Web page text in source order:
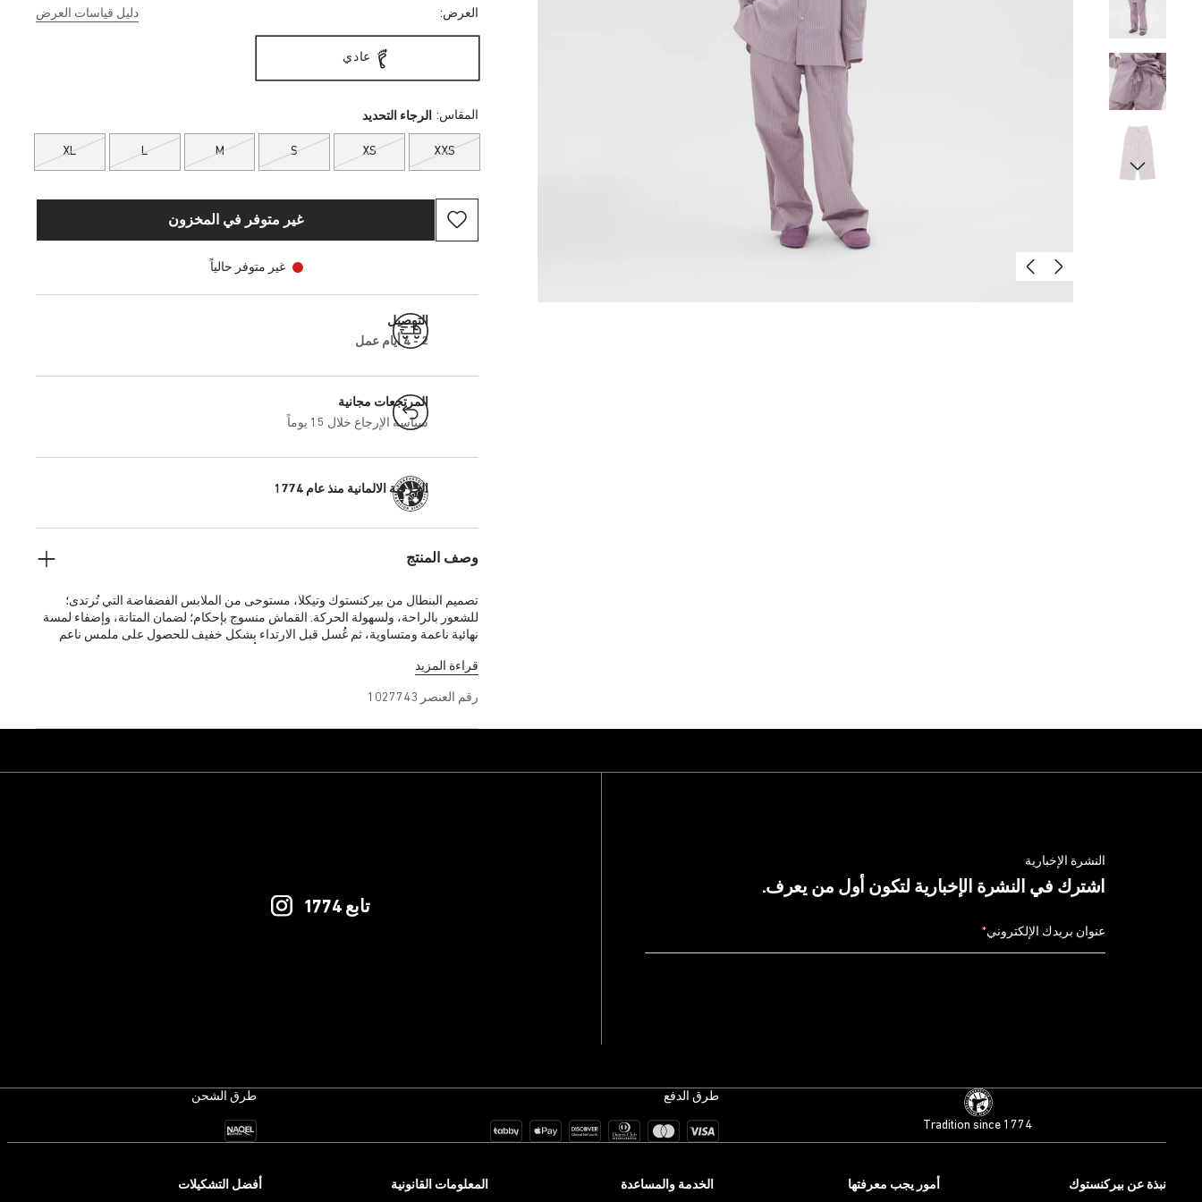
العرض: دليل قياسات العرض
عادي
المقاس: الرجاء التحديد
XXS
XS
S
M
L
XL
غير متوفر في المخزون
غير متوفر حالياً
التوصيل
2 - 4 أيام عمل
المرتجعات مجانية
سياسة الإرجاع خلال 15 يوماً
الحرفية الالمانية منذ عام 1774
وصف المنتج
تصميم البنطال من بيركنستوك وتيكلا، مستوحى من الملابس الفضفاضة التي تُرتدى؛
للشعور بالراحة، ولسهولة الحركة. القماش منسوج بإحكام؛ لضمان المتانة، وإضفاء لمسة
نهائية ناعمة ومتساوية، ثم غُسل قبل الارتداء بشكل خفيف للحصول على ملمس ناعم
حتى بعد سنوات من الاستخدام.
قراءة المزيد
رقم العنصر 1027743
النشرة الإخبارية
اشترك في النشرة الإخبارية لتكون أول من يعرف.
عنوان بريدك الإلكتروني*
تابع 1774
Tradition since 1774
طرق الدفع طرق الشحن
نبذة عن بيركنستوك أمور يجب معرفتها الخدمة والمساعدة المعلومات القانونية أفضل التشكيلات